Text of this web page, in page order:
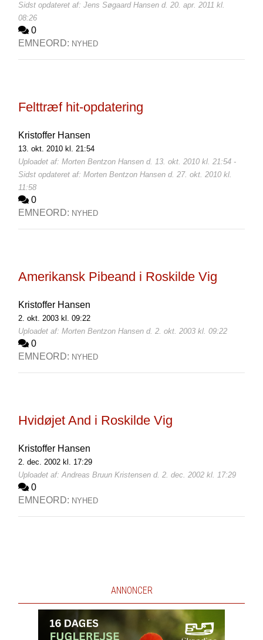
Sidst opdateret af: Jens Søgaard Hansen d. 20. apr. 2011 kl.
08:26
0
EMNEORD: NYHED
Felttræf hit-opdatering
Kristoffer Hansen
13. okt. 2010 kl. 21:54
Uploadet af: Morten Bentzon Hansen d. 13. okt. 2010 kl. 21:54 -
Sidst opdateret af: Morten Bentzon Hansen d. 27. okt. 2010 kl.
11:58
0
EMNEORD: NYHED
Amerikansk Pibeand i Roskilde Vig
Kristoffer Hansen
2. okt. 2003 kl. 09:22
Uploadet af: Morten Bentzon Hansen d. 2. okt. 2003 kl. 09:22
0
EMNEORD: NYHED
Hvidøjet And i Roskilde Vig
Kristoffer Hansen
2. dec. 2002 kl. 17:29
Uploadet af: Andreas Bruun Kristensen d. 2. dec. 2002 kl. 17:29
0
EMNEORD: NYHED
ANNONCER